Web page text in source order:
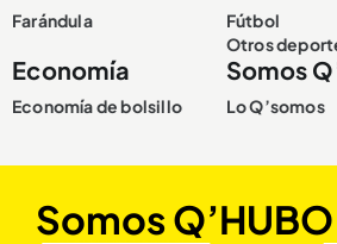
Farándula
Fútbol
Otros
Economía
Economía de bolsillo
Somos
Lo Q’somos
Somos Q’HUBO